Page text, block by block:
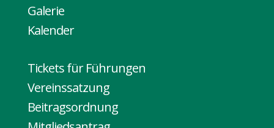
Galerie
Kalender
Tickets für Führungen
Vereinssatzung
Beitragsordnung